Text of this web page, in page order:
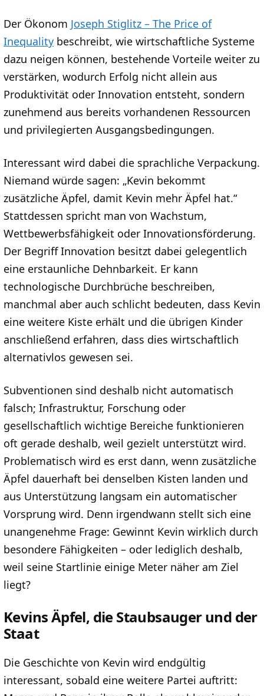
Der Ökonom Joseph Stiglitz – The Price of
Inequality beschreibt, wie wirtschaftliche Systeme
dazu neigen können, bestehende Vorteile weiter zu
verstärken, wodurch Erfolg nicht allein aus
Produktivität oder Innovation entsteht, sondern
zunehmend aus bereits vorhandenen Ressourcen
und privilegierten Ausgangsbedingungen.
Interessant wird dabei die sprachliche Verpackung.
Niemand würde sagen: „Kevin bekommt
zusätzliche Äpfel, damit Kevin mehr Äpfel hat.“
Stattdessen spricht man von Wachstum,
Wettbewerbsfähigkeit oder Innovationsförderung.
Der Begriff Innovation besitzt dabei gelegentlich
eine erstaunliche Dehnbarkeit. Er kann
technologische Durchbrüche beschreiben,
manchmal aber auch schlicht bedeuten, dass Kevin
eine weitere Kiste erhält und die übrigen Kinder
anschließend erfahren, dass dies wirtschaftlich
alternativlos gewesen sei.
Subventionen sind deshalb nicht automatisch
falsch; Infrastruktur, Forschung oder
gesellschaftlich wichtige Bereiche funktionieren
oft gerade deshalb, weil gezielt unterstützt wird.
Problematisch wird es erst dann, wenn zusätzliche
Äpfel dauerhaft bei denselben Kisten landen und
aus Unterstützung langsam ein automatischer
Vorsprung wird. Denn irgendwann stellt sich eine
unangenehme Frage: Gewinnt Kevin wirklich durch
besondere Fähigkeiten – oder lediglich deshalb,
weil seine Startlinie einige Meter näher am Ziel
liegt?
Kevins Äpfel, die Staubsauger und der
Staat
Die Geschichte von Kevin wird endgültig
interessant, sobald eine weitere Partei auftritt: